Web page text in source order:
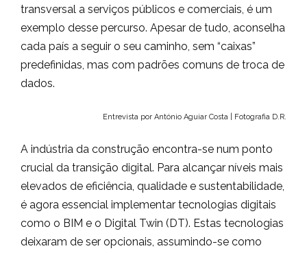
transversal a serviços públicos e comerciais, é um
exemplo desse percurso. Apesar de tudo, aconselha
cada país a seguir o seu caminho, sem “caixas”
predefinidas, mas com padrões comuns de troca de
dados.
Entrevista por António Aguiar Costa | Fotografia D.R.
A indústria da construção encontra-se num ponto
crucial da transição digital. Para alcançar níveis mais
elevados de eficiência, qualidade e sustentabilidade,
é agora essencial implementar tecnologias digitais
como o BIM e o Digital Twin (DT). Estas tecnologias
deixaram de ser opcionais, assumindo-se como